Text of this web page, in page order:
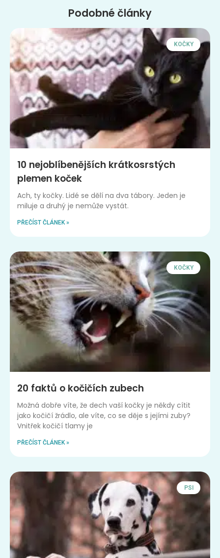
Podobné články
KOČKY
10 nejoblíbenějších krátkosrstých
plemen koček
Ach, ty kočky. Lidé se dělí na dva tábory. Jeden je
miluje a druhý je nemůže vystát.
PŘEČÍST ČLÁNEK »
KOČKY
20 faktů o kočičích zubech
Možná dobře víte, že dech vaší kočky je někdy cítit
jako kočičí žrádlo, ale víte, co se děje s jejími zuby?
Vnitřek kočičí tlamy je
PŘEČÍST ČLÁNEK »
PSI